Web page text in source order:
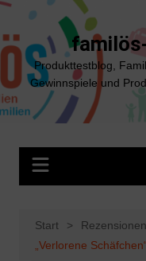
Zum
springen
Produkttestblog,
Gewinnspiele und
Start Rezensionen
„Verlorene